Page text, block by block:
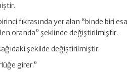
fıkrasında yer alan “binde biri
oranda” şeklinde değiştirilmiştir.
şekilde değiştirilmiştir.
girer.”